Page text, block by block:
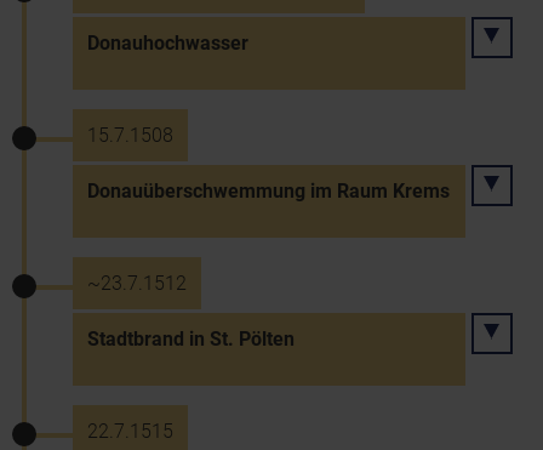
Donauhochwasser
15.7.1508
Donauüberschwemmung im Raum Krems
~23.7.1512
Stadtbrand in St. Pölten
22.7.1515